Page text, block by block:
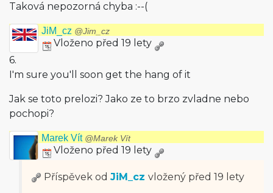
Taková nepozorná chyba :--(
JiM_cz @Jim_cz
Vloženo před 19 lety
6.
I'm sure you'll soon get the hang of it
Jak se toto prelozi? Jako ze to brzo zvladne nebo
pochopi?
Marek Vít @Marek Vít
Vloženo před 19 lety
Příspěvek od JiM_cz vložený před 19 lety